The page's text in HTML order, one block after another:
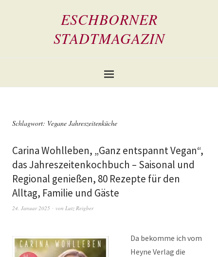
ESCHBORNER
STADTMAGAZIN
Schlagwort: Vegane Jahreszeitenküche
Carina Wohlleben, „Ganz entspannt Vegan“,
das Jahreszeitenkochbuch – Saisonal und
Regional genießen, 80 Rezepte für den
Alltag, Familie und Gäste
24. Januar 2025 von Lutz Reigber
Da bekomme ich vom
Heyne Verlag die